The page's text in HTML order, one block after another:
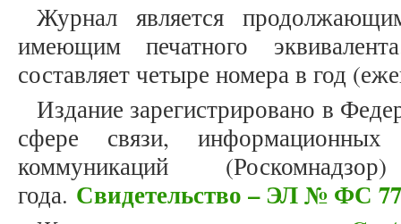
Журнал является
имеющим печатного
составляет четыре номера в год
Издание зарегистрировано в
сфере связи,
коммуникаций
года. Свидетельство – ЭЛ № ФС